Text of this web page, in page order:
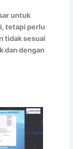
untuk
tetapi perlu
tidak sesuai
dan dengan